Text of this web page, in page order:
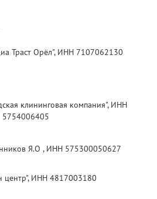
Траст Орёл", ИНН 7107062130
клининговая компания", ИНН
5754006405
Я.О , ИНН 575300050627
центр", ИНН 4817003180